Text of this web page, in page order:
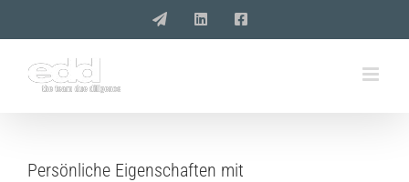
Inhalt
springen
E-
LinkedInFacebook
Persönliche Eigenschaften mit